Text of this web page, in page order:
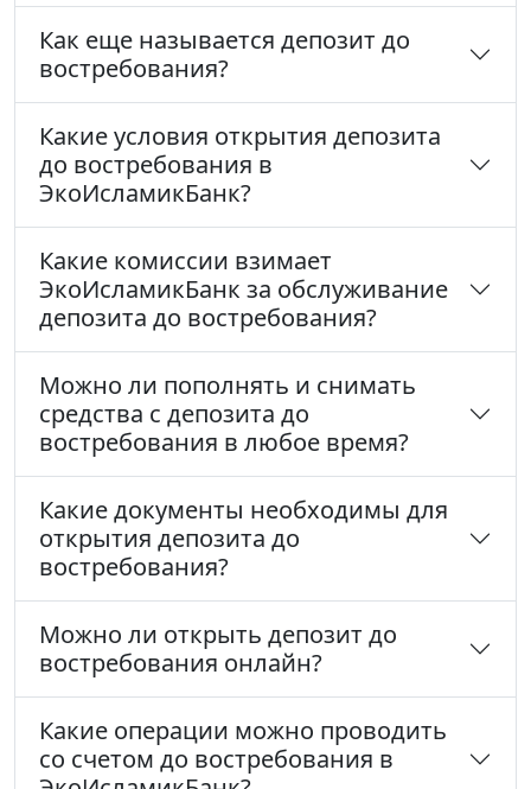
Как еще называется депозит до
востребования?
Какие условия открытия депозита
до востребования в
ЭкоИсламикБанк?
Какие комиссии взимает
ЭкоИсламикБанк за обслуживание
депозита до востребования?
Можно ли пополнять и снимать
средства с депозита до
востребования в любое время?
Какие документы необходимы для
открытия депозита до
востребования?
Можно ли открыть депозит до
востребования онлайн?
Какие операции можно проводить
со счетом до востребования в